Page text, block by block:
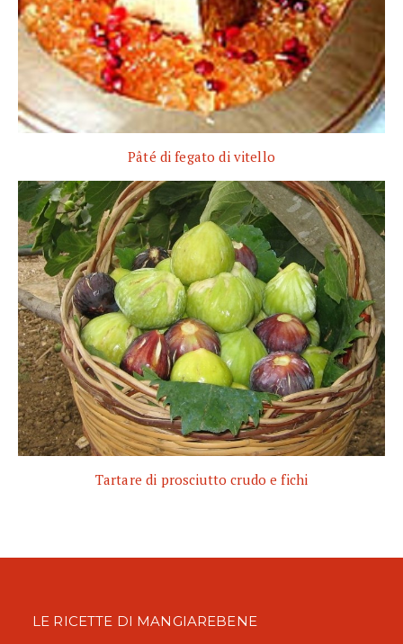
Pâté di fegato di vitello
Tartare di prosciutto crudo e fichi
LE RICETTE DI MANGIAREBENE